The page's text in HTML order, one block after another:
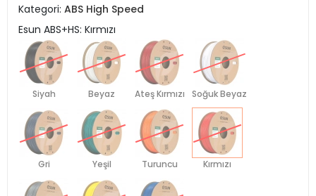
Kategori: ABS High Speed
Esun ABS+HS: Kırmızı
Siyah Beyaz Ateş Kırmızı Soğuk Beyaz
Gri Yeşil Turuncu Kırmızı